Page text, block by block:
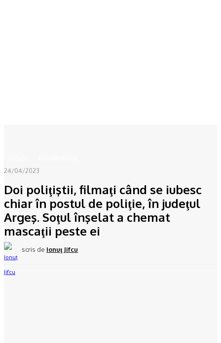
24/04/2023
Doi poliţiştii, filmaţi când se iubesc
chiar în postul de poliţie, în judeţul
Argeş. Soţul înşelat a chemat
mascaţii peste ei
scris de Ionuţ Jifcu